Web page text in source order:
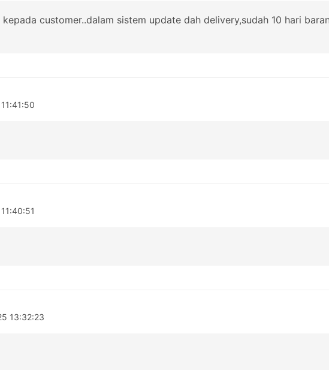
customer..dalam sistem update dah delivery,sudah 10 hari
13:32:23